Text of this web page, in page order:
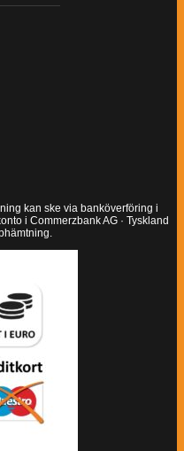
kan ske via banköverföring i
i Commerzbank AG · Tyskland